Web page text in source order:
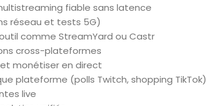
fiable sans latence
réseau et tests 5G)
comme StreamYard ou Castr
cross-plateformes
monétiser en direct
plateforme (polls Twitch, shopping TikTok)
live